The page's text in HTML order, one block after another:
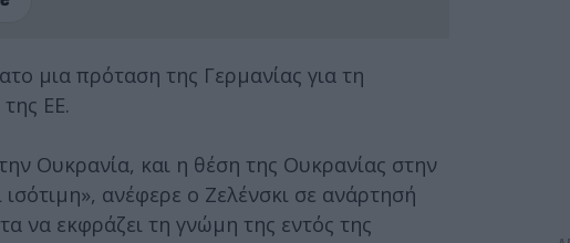
μια πρόταση της Γερμανίας για τη
ΕΕ.
Ουκρανία, και η θέση της Ουκρανίας στην
ανέφερε ο Ζελένσκι σε ανάρτησή
να εκφράζει τη γνώμη της εντός της